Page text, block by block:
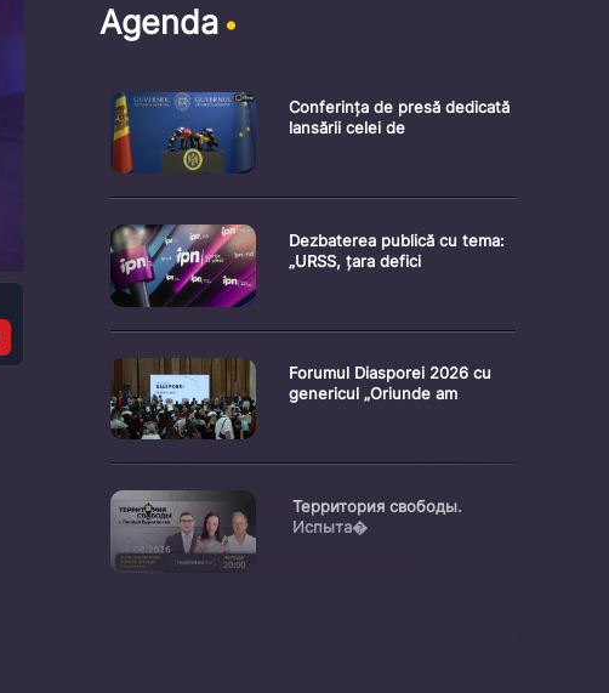
Agenda
Conferința de presă dedicată
lansării celei de
Dezbaterea publică cu tema:
„URSS, țara defici
Forumul Diasporei 2026 cu
genericul „Oriunde am
Территория свободы.
Испыта�